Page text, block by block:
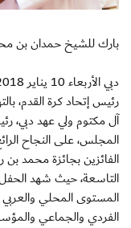
بارك للشيخ حمدان بن
رئيس إتحاد كرة القدم،
آل مكتوم ولي عهد دبي،
المجلس، على النجاح
الفائزين بجائزة محمد بن
التاسعة، حيث شهد
المستوى المحلي والعربي
الفردي والجماعي